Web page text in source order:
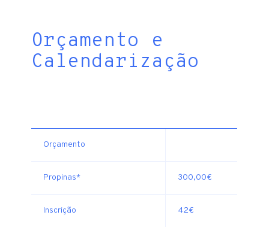
Orçamento e
Calendarização
Orçamento
Propinas* 300,00€
Inscrição 42€